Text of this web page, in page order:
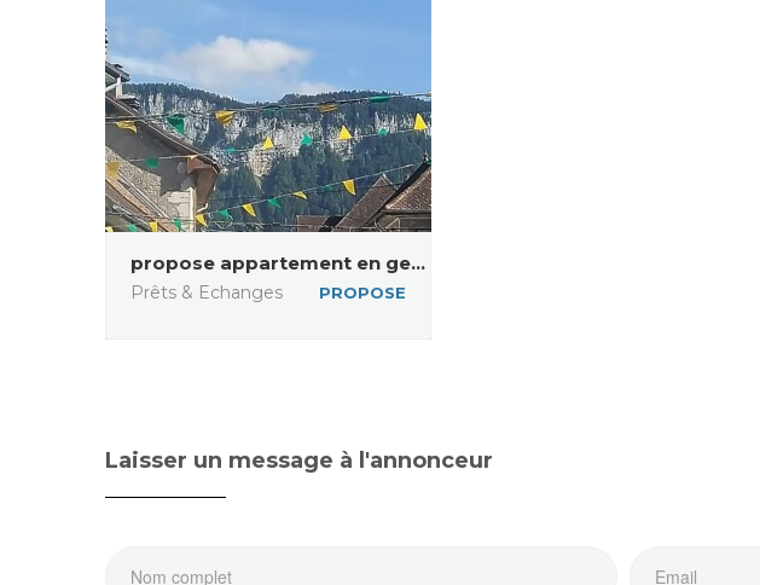
propose appartement en ge...
Prêts & Echanges PROPOSE
Laisser un message à l'annonceur